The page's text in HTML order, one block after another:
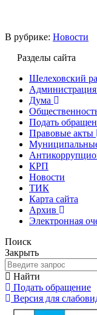
В рубрике: Новости
Разделы сайта
Шелеховский
Администрация
Дума
Подать
Правовые акты
КРП
Новости
ТИК
Карта сайта
Архив
Электронная
Поиск
Закрыть
Найти
Подать обращение
Версия для